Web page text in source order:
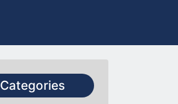
Categories